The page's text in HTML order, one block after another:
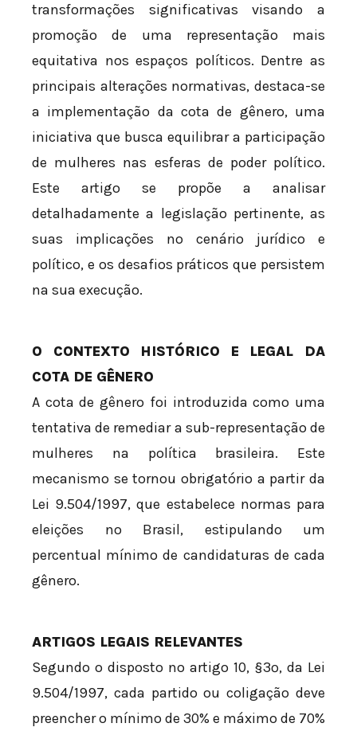
transformações significativas visando a
promoção de uma representação mais
equitativa nos espaços políticos. Dentre as
principais alterações normativas, destaca-se
a implementação da cota de gênero, uma
iniciativa que busca equilibrar a participação
de mulheres nas esferas de poder político.
Este artigo se propõe a analisar
detalhadamente a legislação pertinente, as
suas implicações no cenário jurídico e
político, e os desafios práticos que persistem
na sua execução.
O CONTEXTO HISTÓRICO E LEGAL DA
COTA DE GÊNERO
A cota de gênero foi introduzida como uma
tentativa de remediar a sub-representação de
mulheres na política brasileira. Este
mecanismo se tornou obrigatório a partir da
Lei 9.504/1997, que estabelece normas para
eleições no Brasil, estipulando um
percentual mínimo de candidaturas de cada
gênero.
ARTIGOS LEGAIS RELEVANTES
Segundo o disposto no artigo 10, §3º, da Lei
9.504/1997, cada partido ou coligação deve
preencher o mínimo de 30% e máximo de 70%